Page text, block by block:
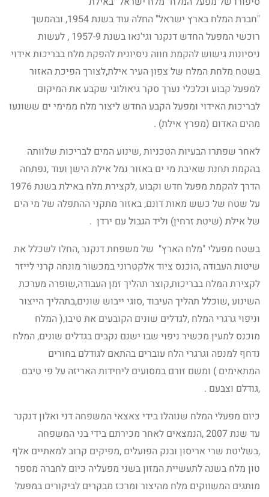
"חברת המלח בארץ ישראל" החלה עוד בשנת 1954, ובהמשך
רוכשי המפעל החדש דנקנר וגי'נאו בשנת 1957-9 , לעשות
ניסיונות גישוש להקמת חווה ניסיונית להפקת מלח בבריכות אידוי
בשטח מלחת המלח של צפון העיר אילת,לצורך הפיכת האזור
למפעל קבוע וכלכלי נערך סקר גיאולוגי שקבע את המיקום
לבריכות האידוי ומפעל הקבע החדש ליצור מלח ממימי ים ששונעו
מהים האדום (מפרץ אילת) .
לאחר שפתרו הבעיות הטכניות ,שינוע המים לבריכות שלוותה
בהקמת תחנת שאיבת מי ים באזור נמל אילת הישן ועוד ,נפתחה
הדרך להקמת מפעל חדש וקבוע ,לקצירת מלח באילת בשנת 1976
על שטח של כשש מאות דונם, באזור מתקני ההתפלה של מי הים
של אילת (שיטת זרחין) וליד הגבול עם ירדן .
בשטח מפעלי "מלח הארץ" של משפחת דנקנר ,החלו לשכלל את
שיטות העבודה ,הוכנס ציוד אלקטרוני במכשור מונחה קרני לייזר
לקצירת המלח בבריכות,קוצר תהליך זמן העבודה,שופרה מערכת
השינוע ,שוכלל תהליך העיבוד ,סוגי ייבוש שונים,בתהליך הייצור
וניפוי גרגרי המלח ,לגדלים שונים הקובעים את טיבו,( המלח
מוכנס למעין מכשיר ניפוי שבו ישנם נקבים בגדלים שונים, המלח
נדחף למנפה וגרגרי הלח עוברים בהתאם לגודלם בחורים
המתאימים ) ומשם זורם במסועים ליחידות האריזה על פי טיבם
,גודלם וצבעם .
כיום מפעלי המלח שנוהלו בידי צאצאי המשפחה דני ואלון דנקנר
עד שנת 2007 ,הנמצאים לאחר מכירתם בידי בני המשפחה
,בשליטת שרי אריסון ובנק הפועלים ,מפיקים קרוב למאתיים אלף
טון מלח בשנה לתעשיית המזון בשני מפעליה כיום לחברה מספר
מותגים המשווקים מלח מהיצור ומרכז מבקרים לביקורים במפעל